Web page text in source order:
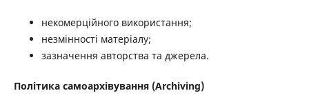
некомерційного використання;
незмінності матеріалу;
зазначення авторства та джерела.
Політика самоархівування (Archiving)